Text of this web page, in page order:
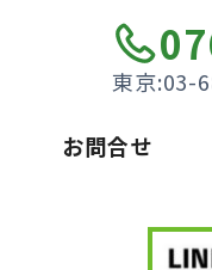
東京:03-
お問合せ